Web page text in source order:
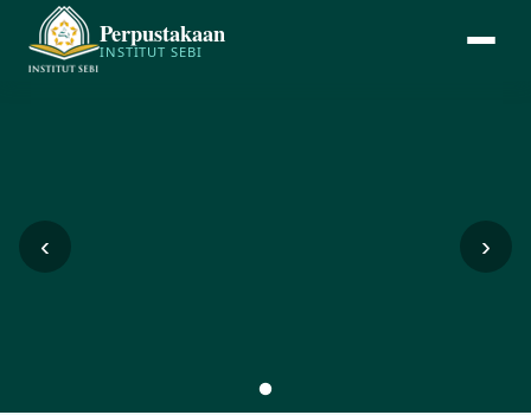
Perpustakaan
INSTITUT SEBI
‹ ›